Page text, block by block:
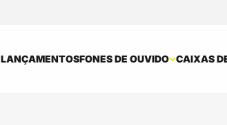
LANÇAMENTOSFONES DE OUVIDO CAIXAS